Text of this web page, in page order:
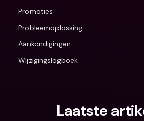
Promoties
Probleemoplossing
Aankondigingen
Wijzigingslogboek
Laatste